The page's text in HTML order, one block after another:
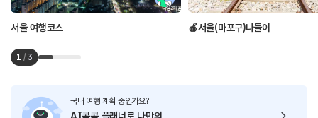
서울 여행코스 🍎서울(마포구)나들이
1 / 3
국내 여행 계획 중인가요?
AI콕콕 플래너로 나만의